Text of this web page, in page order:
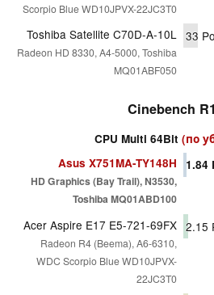
Scorpio Blue WD10JPVX-22JC3T0
Toshiba Satellite C70D-A-10L
Radeon HD 8330, A4-5000, Toshiba
MQ01ABF050
33
Cinebench
CPU Multi 64Bit (по
Asus X751MA-TY148H
HD Graphics (Bay Trail), N3530,
Toshiba MQ01ABD100
1.84
Acer Aspire E17 E5-721-69FX
Radeon R4 (Beema), A6-6310,
WDC Scorpio Blue WD10JPVX-
22JC3T0
2.15